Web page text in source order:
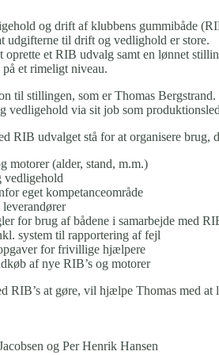
og drift af klubbens gummibåde
udgifterne til drift og vedlighold er store.
oprette et RIB udvalg samt en lønnet
et rimeligt niveau.
til stillingen, som er Thomas
vedligehold via sit job som
RIB udvalget stå for at organisere
motorer (alder, stand, m.m.)
vedligehold
eget kompetanceområde
leverandører
for brug af bådene i samarbejde med
system til rapportering af fejl
for frivillige hjælpere
af nye RIB’s og motorer
RIB’s at gøre, vil hjælpe Thomas med at
og Per Henrik Hansen